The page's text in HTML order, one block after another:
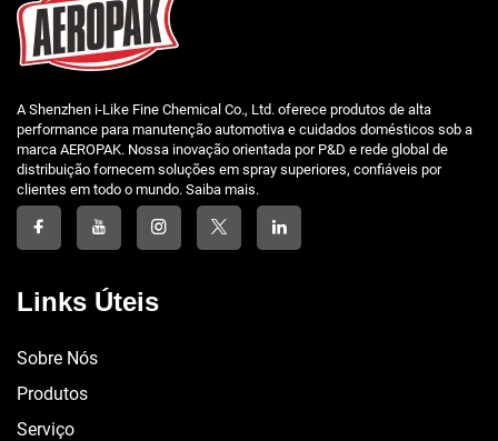
A Shenzhen i-Like Fine Chemical Co., Ltd. oferece produtos de alta
performance para manutenção automotiva e cuidados domésticos sob a
marca AEROPAK. Nossa inovação orientada por P&D e rede global de
distribuição fornecem soluções em spray superiores, confiáveis por
clientes em todo o mundo. Saiba mais.
Links Úteis
Sobre Nós
Produtos
Serviço